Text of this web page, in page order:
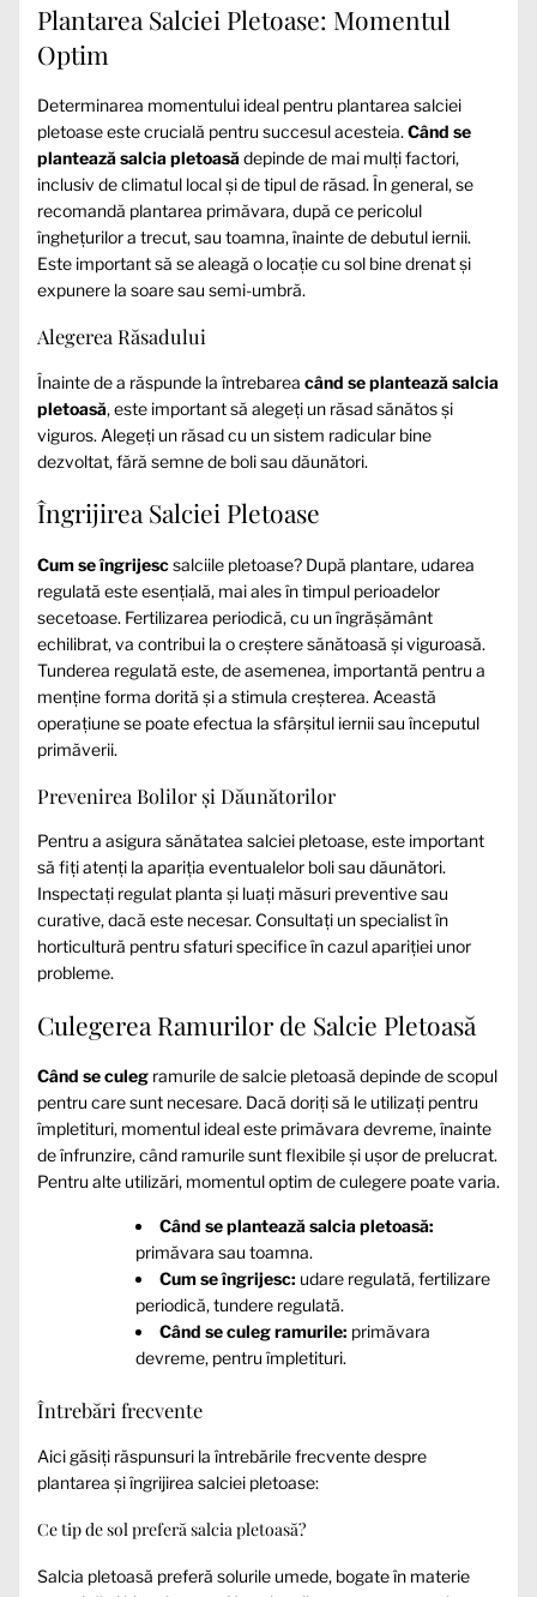
Plantarea Salciei Pletoase: Momentul
Optim
Determinarea momentului ideal pentru plantarea salciei
pletoase este crucială pentru succesul acesteia. Când se
plantează salcia pletoasădepinde de mai mulți factori,
inclusiv de climatul local și de tipul de răsad. În general, se
recomandă plantarea primăvara, după ce pericolul
înghețurilor a trecut, sau toamna, înainte de debutul iernii.
Este important să se aleagă o locație cu sol bine drenat și
expunere la soare sau semi-umbră.
Alegerea Răsadului
Înainte de a răspunde la întrebarea când se plantează salcia
pletoasă, este important să alegeți un răsad sănătos și
viguros. Alegeți un răsad cu un sistem radicular bine
dezvoltat, fără semne de boli sau dăunători.
Îngrijirea Salciei Pletoase
Cum se îngrijescsalciile pletoase? După plantare, udarea
regulată este esențială, mai ales în timpul perioadelor
secetoase. Fertilizarea periodică, cu un îngrășământ
echilibrat, va contribui la o creștere sănătoasă și viguroasă.
Tunderea regulată este, de asemenea, importantă pentru a
menține forma dorită și a stimula creșterea. Această
operațiune se poate efectua la sfârșitul iernii sau începutul
primăverii.
Prevenirea Bolilor și Dăunătorilor
Pentru a asigura sănătatea salciei pletoase, este important
să fiți atenți la apariția eventualelor boli sau dăunători.
Inspectați regulat planta și luați măsuri preventive sau
curative, dacă este necesar. Consultați un specialist în
horticultură pentru sfaturi specifice în cazul apariției unor
probleme.
Culegerea Ramurilor de Salcie Pletoasă
Când se culeg ramurile de salcie pletoasă depinde de scopul
pentru care sunt necesare. Dacă doriți să le utilizați pentru
împletituri, momentul ideal este primăvara devreme, înainte
de înfrunzire, când ramurile sunt flexibile și ușor de prelucrat.
Pentru alte utilizări, momentul optim de culegere poate varia.
Când se plantează salcia pletoasă:
primăvara sau toamna.
Cum se îngrijesc: udare regulată, fertilizare
periodică, tundere regulată.
Când se culeg ramurile: primăvara
devreme, pentru împletituri.
Întrebări frecvente
Aici găsiți răspunsuri la întrebările frecvente despre
plantarea și îngrijirea salciei pletoase:
Ce tip de sol preferă salcia pletoasă?
Salcia pletoasă preferă solurile umede, bogate în materie